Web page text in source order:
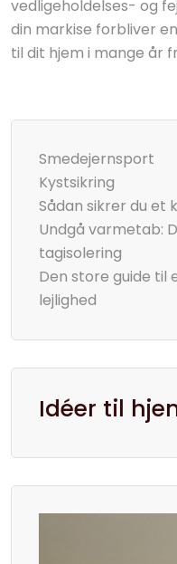
vedligeholdelses- og
din markise forbliver
til dit hjem i mange år
Smedejernsport
Kystsikring
Sådan sikrer du
Undgå varmetab:
tagisolering
Den store guide til
lejlighed
Idéer til